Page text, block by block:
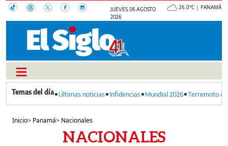
JUEVES, 06 AGOSTO
2026
26.0°C | PANAMÁ
Últimas noticias Infidencias Mundial 2026 Terremoto
Inicio> Panamá> Nacionales
NACIONALES